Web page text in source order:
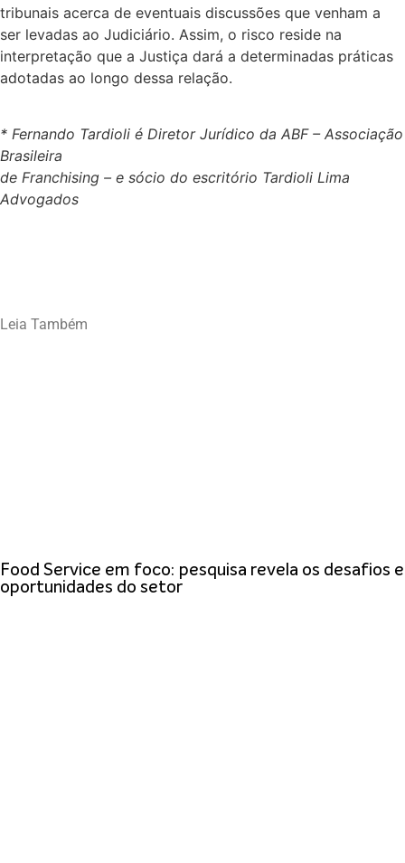
tribunais acerca de eventuais discussões que venham a
ser levadas ao Judiciário. Assim, o risco reside na
interpretação que a Justiça dará a determinadas práticas
adotadas ao longo dessa relação.
* Fernando Tardioli é Diretor Jurídico da ABF – Associação
Brasileira
de Franchising – e sócio do escritório Tardioli Lima
Advogados
Leia Também
Food Service em foco: pesquisa revela os desafios e
oportunidades do setor